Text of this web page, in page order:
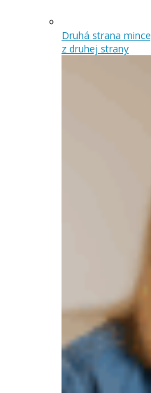
Druhá strana
z druhej strany